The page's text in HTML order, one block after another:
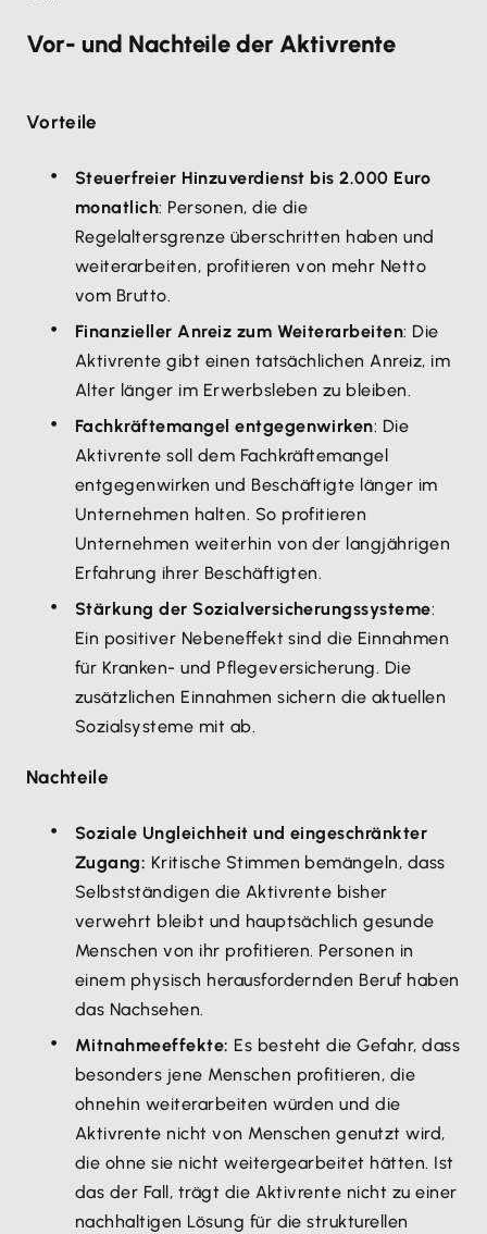
Vor- und Nachteile der Aktivrente
Vorteile
Steuerfreier Hinzuverdienst bis 2.000 Euro
monatlich: Personen, die die
Regelaltersgrenze überschritten haben und
weiterarbeiten, profitieren von mehr Netto
vom Brutto.
Finanzieller Anreiz zum Weiterarbeiten: Die
Aktivrente gibt einen tatsächlichen Anreiz, im
Alter länger im Erwerbsleben zu bleiben.
Fachkräftemangel entgegenwirken: Die
Aktivrente soll dem Fachkräftemangel
entgegenwirken und Beschäftigte länger im
Unternehmen halten. So profitieren
Unternehmen weiterhin von der langjährigen
Erfahrung ihrer Beschäftigten.
Stärkung der Sozialversicherungssysteme:
Ein positiver Nebeneffekt sind die Einnahmen
für Kranken- und Pflegeversicherung. Die
zusätzlichen Einnahmen sichern die aktuellen
Sozialsysteme mit ab.
Nachteile
Soziale Ungleichheit und eingeschränkter
Zugang: Kritische Stimmen bemängeln, dass
Selbstständigen die Aktivrente bisher
verwehrt bleibt und hauptsächlich gesunde
Menschen von ihr profitieren. Personen in
einem physisch herausfordernden Beruf haben
das Nachsehen.
Mitnahmeeffekte: Es besteht die Gefahr, dass
besonders jene Menschen profitieren, die
ohnehin weiterarbeiten würden und die
Aktivrente nicht von Menschen genutzt wird,
die ohne sie nicht weitergearbeitet hätten. Ist
das der Fall, trägt die Aktivrente nicht zu einer
nachhaltigen Lösung für die strukturellen